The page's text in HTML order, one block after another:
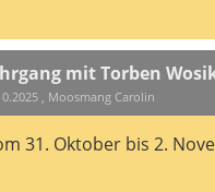
mit Torben
, Moosmang Carolin
31. Oktober bis 2.